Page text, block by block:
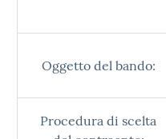
Oggetto del bando:
Procedura di scelta